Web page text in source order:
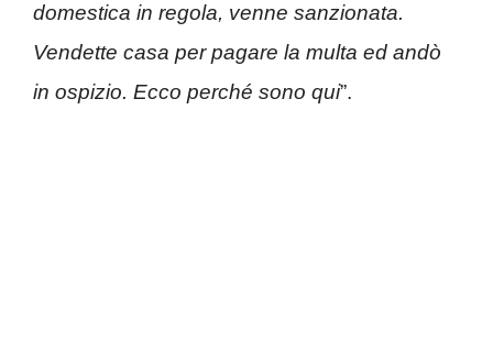
domestica in regola, venne sanzionata.
Vendette casa per pagare la multa ed andò
in ospizio. Ecco perché sono qui”.